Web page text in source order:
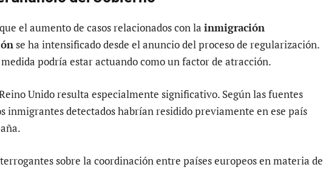
el aumento de casos relacionados con la inmigración
se ha intensificado desde el anuncio del proceso de regularización.
podría estar actuando como un factor de atracción.
Unido resulta especialmente significativo. Según las fuentes
inmigrantes detectados habrían residido previamente en ese país
sobre la coordinación entre países europeos en materia de